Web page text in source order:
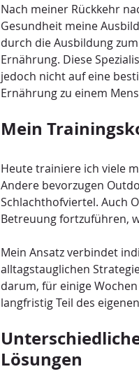
Nach meiner Rückkehr
Gesundheit meine
durch die Ausbildung
Ernährung. Diese
jedoch nicht auf eine
Ernährung zu einem
Mein
Heute trainiere ich viele
Andere bevorzugen
Schlachthofviertel. Auch
Betreuung fortzuführen,
Mein Ansatz verbindet
alltagstauglichen
darum, für einige
langfristig Teil des
Lösungen